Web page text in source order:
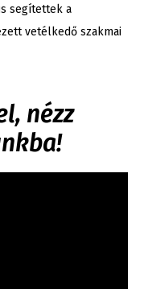
segítettek a
vetélkedő szakmai
nézz